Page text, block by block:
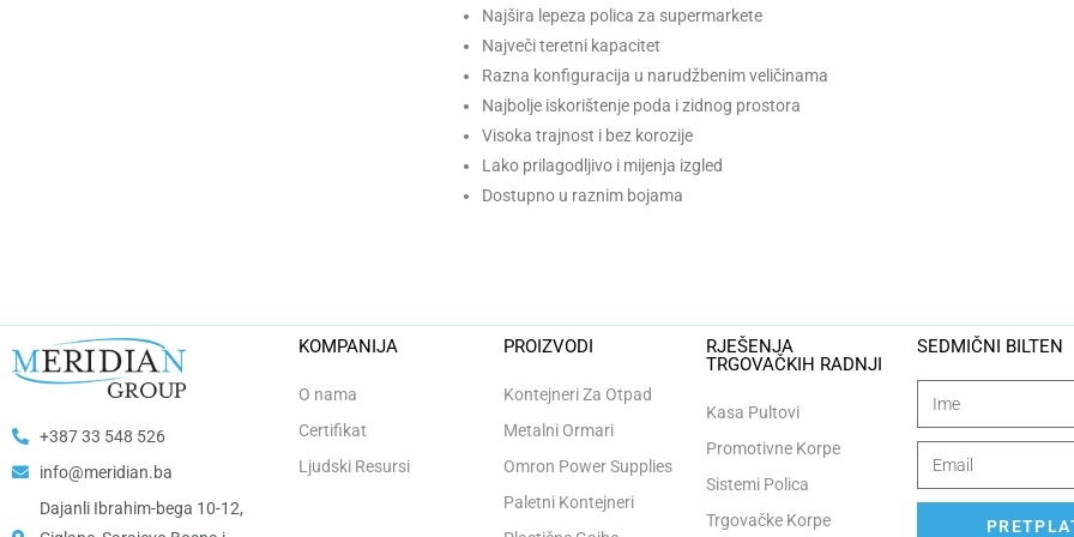
Najšira lepeza polica za supermarkete
Največi teretni kapacitet
Razna konfiguracija u narudžbenim veličinama
Najbolje iskorištenje poda i zidnog prostora
Visoka trajnost i bez korozije
Lako prilagodljivo i mijenja izgled
Dostupno u raznim bojama
+387 33 548 526
info@meridian.ba
Dajanli Ibrahim-bega 10-12,
KOMPANIJA
O nama
Certifikat
Ljudski Resursi
PROIZVODI
Kontejneri Za Otpad
Metalni Ormari
Omron Power Supplies
Paletni Kontejneri
RJEŠENJA
TRGOVAČKIH RADNJI
Kasa Pultovi
Promotivne Korpe
Sistemi Polica
Trgovačke Korpe
SEDMIČNI BILTEN